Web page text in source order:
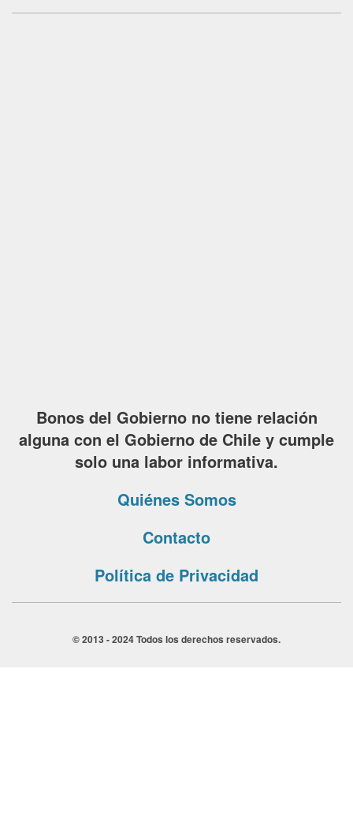
Bonos del Gobierno no tiene relación
alguna con el Gobierno de Chile y cumple
solo una labor informativa.
Quiénes Somos
Contacto
Política de Privacidad
© 2013 - 2024 Todos los derechos reservados.